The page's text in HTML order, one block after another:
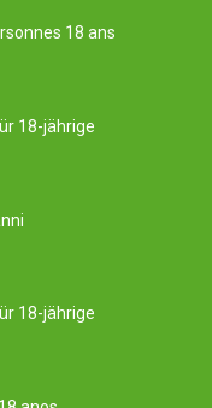
18 ans
18-jährige
18-jährige